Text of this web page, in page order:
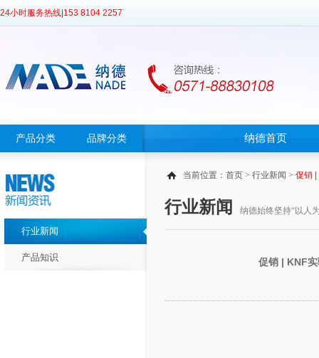
24小时服务热线| 153 8104 2257
产品分类 品牌分类 纳德首页
行业新闻
产品知识
当前位置： 首页 > 行业新闻 > 促销 |
行业新闻 纳德始终坚持“以人
促销 | KNF